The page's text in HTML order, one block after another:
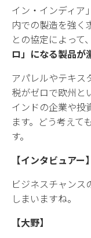
イン・インディア
内での製造を強く
との協定によって、
ロ」になる製品が
アパレルやテキス
税がゼロで欧州と
インドの企業や投
ます。どう考えて
す。
【インタビュアー】
ビジネスチャンス
しまいますね。
【大野】